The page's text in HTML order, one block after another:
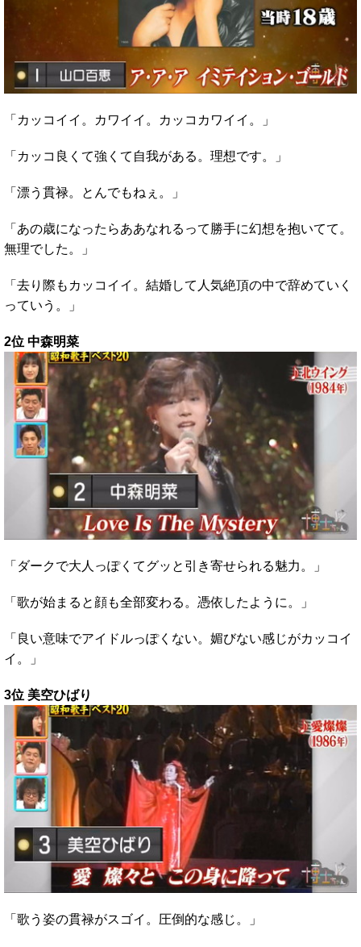
「カッコイイ。カワイイ。カッコカワイイ。」
「カッコ良くて強くて自我がある。理想です。」
「漂う貫禄。とんでもねぇ。」
「あの歳になったらああなれるって勝手に幻想を抱いてて。
無理でした。」
「去り際もカッコイイ。結婚して人気絶頂の中で辞めていく
っていう。」
2位 中森明菜
「ダークで大人っぽくてグッと引き寄せられる魅力。」
「歌が始まると顔も全部変わる。憑依したように。」
「良い意味でアイドルっぽくない。媚びない感じがカッコイ
イ。」
3位 美空ひばり
「歌う姿の貫禄がスゴイ。圧倒的な感じ。」